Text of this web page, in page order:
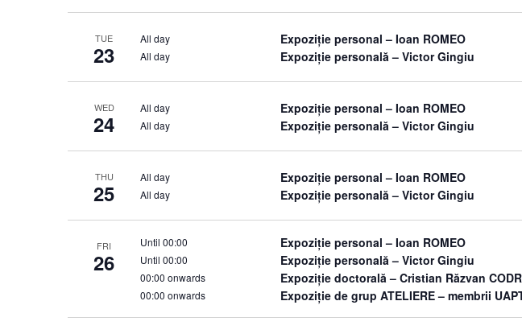
TUE
23
All day Expoziție personal – Ioan ROMEO
All day Expoziție personală – Victor Gingiu
WED
24
All day Expoziție personal – Ioan ROMEO
All day Expoziție personală – Victor Gingiu
THU
25
All day Expoziție personal – Ioan ROMEO
All day Expoziție personală – Victor Gingiu
FRI
26
Until 00:00 Expoziție personal – Ioan ROMEO
Until 00:00 Expoziție personală – Victor Gingiu
00:00 onwards Expoziție doctorală – Cristian Răzvan
00:00 onwards Expoziție de grup ATELIERE – membrii